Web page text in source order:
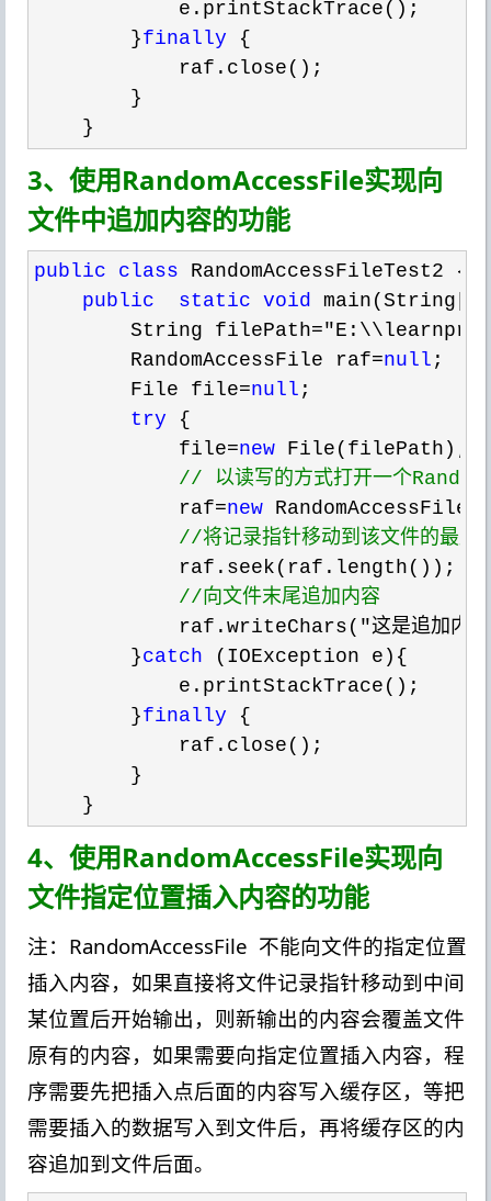
            e.printStackTrace();
        }
finally {
            raf.close();
        }
    }
3、使用RandomAccessFile实现向
文件中追加内容的功能
public class RandomAccessFileTest2 {
public
static void main(String[]
        String filePath
        RandomAccessFile raf
=null ;
        File file
=null ;
try {
            file
=new File(filePath);
// 以读写的方式打开一个
            raf=
new
//将记录指针移动到该文件的最后
            raf.seek(raf.length());
// 向文件末尾追加内容
raf.writeChars("这是追加内容
        }
catch (IOException e){
            e.printStackTrace();
        }
finally {
            raf.close();
        }
    }
4、使用RandomAccessFile实现向
文件指定位置插入内容的功能
注：RandomAccessFile 不能向文件的指定位置
插入内容，如果直接将文件记录指针移动到中间
某位置后开始输出，则新输出的内容会覆盖文件
原有的内容，如果需要向指定位置插入内容，程
序需要先把插入点后面的内容写入缓存区，等把
需要插入的数据写入到文件后，再将缓存区的内
容追加到文件后面。